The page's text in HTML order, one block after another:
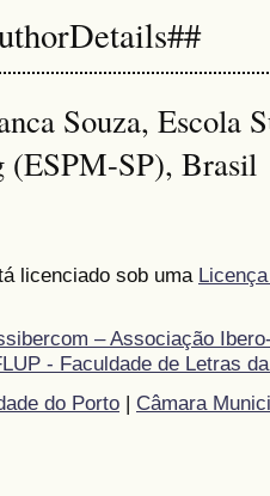
Souza, Escola
(ESPM-SP), Brasil
licenciado sob uma
– Associação
- Faculdade de Letras
do Porto | Câmara